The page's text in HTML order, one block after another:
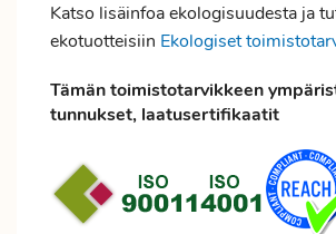
Katso lisäinfoa ekologisuudesta ja
ekotuotteisiin Ekologiset
Tämän toimistotarvikkeen
tunnukset, laatusertifikaatit